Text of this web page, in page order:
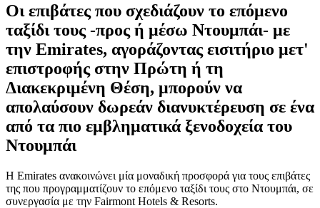
Οι επιβάτες που σχεδιάζουν το επόμενο
ταξίδι τους -προς ή μέσω Ντουμπάι- με
την Emirates, αγοράζοντας εισιτήριο μετ'
επιστροφής στην Πρώτη ή τη
Διακεκριμένη Θέση, μπορούν να
απολαύσουν δωρεάν διανυκτέρευση σε ένα
από τα πιο εμβληματικά ξενοδοχεία του
Ντουμπάι
Η Emirates ανακοινώνει μία μοναδική προσφορά για τους επιβάτες
της που προγραμματίζουν το επόμενο ταξίδι τους στο Ντουμπάι, σε
συνεργασία με την Fairmont Hotels & Resorts.